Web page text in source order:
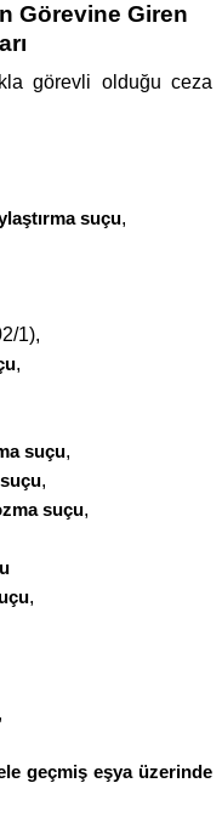
Görevine Giren
görevli olduğu ceza
suçu,
1),
,
suçu,
,
suçu,
,
,
geçmiş eşya üzerinde